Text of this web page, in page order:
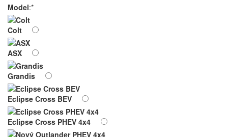
Model:*
Colt
ASX
Grandis
Eclipse Cross BEV
Eclipse Cross PHEV 4x4